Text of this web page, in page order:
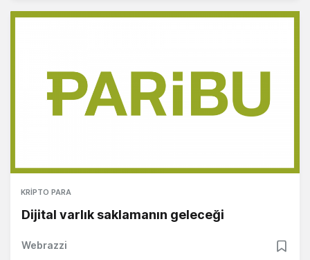
KRIPTO PARA
Dijital varlık saklamanın geleceği
Webrazzi